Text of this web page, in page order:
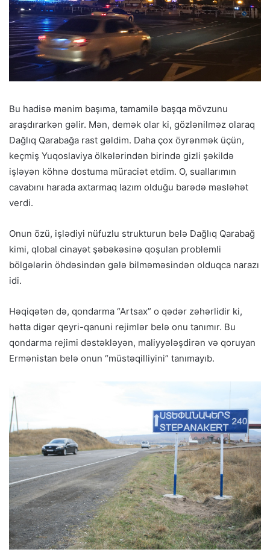
Bu hadisə mənim başıma, tamamilə başqa mövzunu
araşdırarkən gəlir. Mən, demək olar ki, gözlənilməz olaraq
Dağlıq Qarabağa rast gəldim. Daha çox öyrənmək üçün,
keçmiş Yuqoslaviya ölkələrindən birində gizli şəkildə
işləyən köhnə dostuma müraciət etdim. O, suallarımın
cavabını harada axtarmaq lazım olduğu barədə məsləhət
verdi.
Onun özü, işlədiyi nüfuzlu strukturun belə Dağlıq Qarabağ
kimi, qlobal cinayət şəbəkəsinə qoşulan problemli
bölgələrin öhdəsindən gələ bilməməsindən olduqca narazı
idi.
Həqiqətən də, qondarma “Artsax” o qədər zəhərlidir ki,
hətta digər qeyri-qanuni rejimlər belə onu tanımır. Bu
qondarma rejimi dəstəkləyən, maliyyələşdirən və qoruyan
Ermənistan belə onun “müstəqilliyini” tanımayıb.